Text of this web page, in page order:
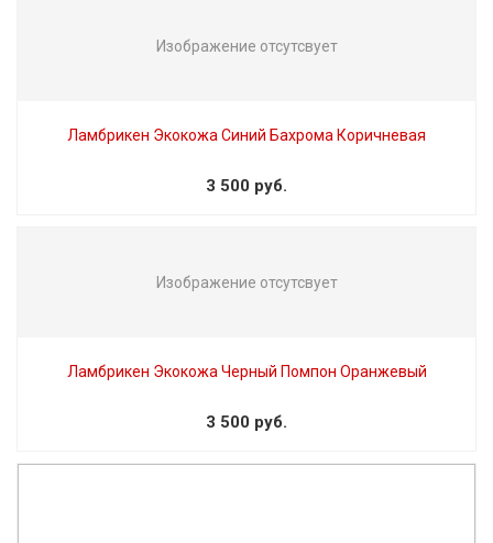
Изображение отсутсвует
Ламбрикен Экокожа Синий Бахрома Коричневая
3 500 руб.
Изображение отсутсвует
Ламбрикен Экокожа Черный Помпон Оранжевый
3 500 руб.